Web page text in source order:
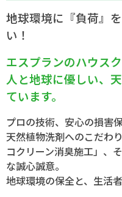
地球環境に『負荷』
い！
エスプランのハウス
人と地球に優しい、
ています。
プロの技術、安心の損害
天然植物洗剤へのこだわ
コクリーン消臭施工」、
な誠心誠意。
地球環境の保全と、生活